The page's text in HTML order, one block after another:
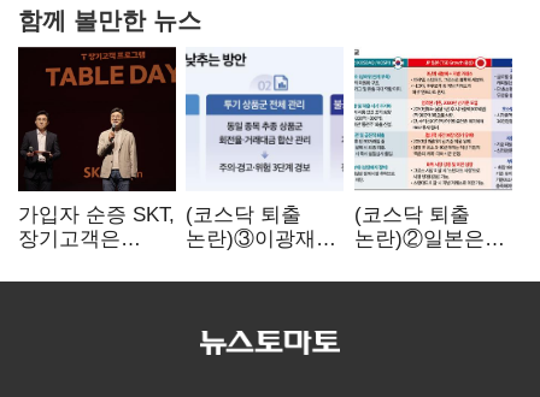
함께 볼만한 뉴스
가입자 순증 SKT,
장기고객은
챙긴다
(코스닥 퇴출
논란)③이광재
자동차 없애지는
(코스닥 퇴출
논란)②일본은
기다려주는데